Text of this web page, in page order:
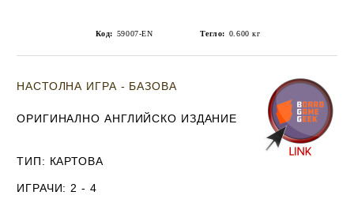
Код: 59007-EN Тегло: 0.600 кг
НАСТОЛНА ИГРА - БАЗОВА
ОРИГИНАЛНО АНГЛИЙСКО ИЗДАНИЕ
ТИП: КАРТОВА
ИГРАЧИ: 2 - 4